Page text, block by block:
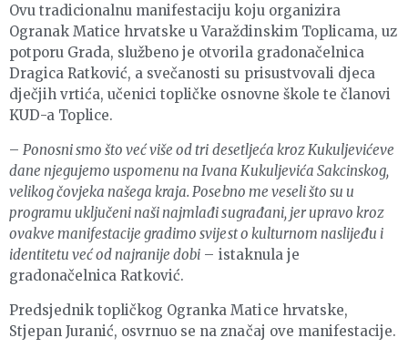
Ovu tradicionalnu manifestaciju koju organizira
Ogranak Matice hrvatske u Varaždinskim Toplicama, uz
potporu Grada, službeno je otvorila gradonačelnica
Dragica Ratković, a svečanosti su prisustvovali djeca
dječjih vrtića, učenici topličke osnovne škole te članovi
KUD-a Toplice.
– Ponosni smo što već više od tri desetljeća kroz Kukuljevićeve
dane njegujemo uspomenu na Ivana Kukuljevića Sakcinskog,
velikog čovjeka našega kraja. Posebno me veseli što su u
programu uključeni naši najmlađi sugrađani, jer upravo kroz
ovakve manifestacije gradimo svijest o kulturnom naslijeđu i
identitetu već od najranije dobi – istaknula je
gradonačelnica Ratković.
Predsjednik topličkog Ogranka Matice hrvatske,
Stjepan Juranić, osvrnuo se na značaj ove manifestacije.